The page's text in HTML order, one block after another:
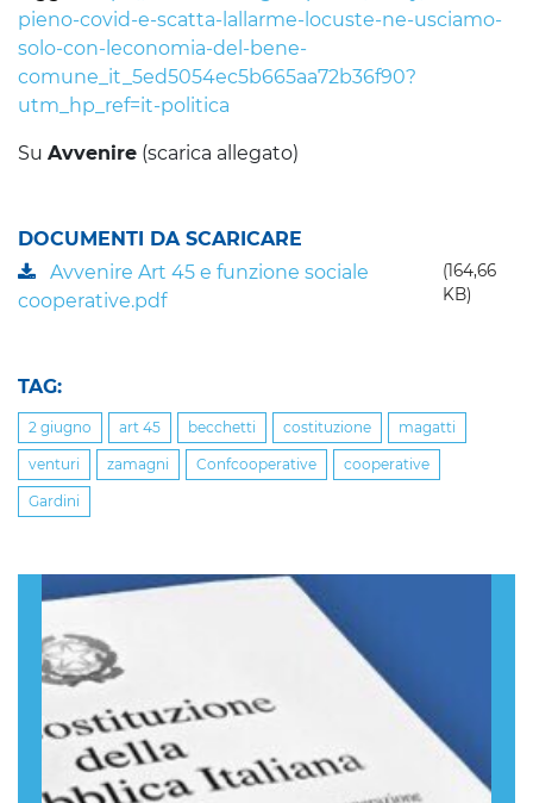
pieno-covid-e-scatta-lallarme-locuste-ne-usciamo-
solo-con-leconomia-del-bene-
comune_it_5ed5054ec5b665aa72b36f90?
utm_hp_ref=it-politica
Su Avvenire (scarica allegato)
DOCUMENTI DA SCARICARE
Avvenire Art 45 e funzione sociale
cooperative.pdf
(164,66
KB)
TAG:
2 giugno art 45 becchetti costituzione magatti
venturi zamagni Confcooperative cooperative
Gardini
Previous